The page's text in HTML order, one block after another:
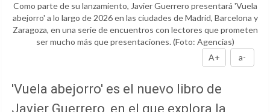
Como parte de su lanzamiento, Javier Guerrero presentará 'Vuela
abejorro' a lo largo de 2026 en las ciudades de Madrid, Barcelona y
Zaragoza, en una serie de encuentros con lectores que prometen
ser mucho más que presentaciones.(Foto: Agencias)
A+
a-
'Vuela abejorro' es el nuevo libro de
Javier Guerrero, en el que explora la